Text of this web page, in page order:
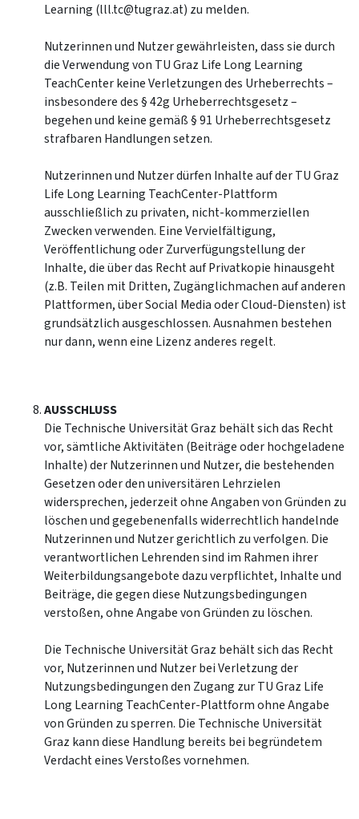
Learning (lll.tc@tugraz.at) zu melden.
Nutzerinnen und Nutzer gewährleisten, dass sie durch
die Verwendung von TU Graz Life Long Learning
TeachCenter keine Verletzungen des Urheberrechts –
insbesondere des § 42g Urheberrechtsgesetz –
begehen und keine gemäß § 91 Urheberrechtsgesetz
strafbaren Handlungen setzen.
Nutzerinnen und Nutzer dürfen Inhalte auf der TU Graz
Life Long Learning TeachCenter-Plattform
ausschließlich zu privaten, nicht-kommerziellen
Zwecken verwenden. Eine Vervielfältigung,
Veröffentlichung oder Zurverfügungstellung der
Inhalte, die über das Recht auf Privatkopie hinausgeht
(z.B. Teilen mit Dritten, Zugänglichmachen auf anderen
Plattformen, über Social Media oder Cloud-Diensten) ist
grundsätzlich ausgeschlossen. Ausnahmen bestehen
nur dann, wenn eine Lizenz anderes regelt.
AUSSCHLUSS
Die Technische Universität Graz behält sich das Recht
vor, sämtliche Aktivitäten (Beiträge oder hochgeladene
Inhalte) der Nutzerinnen und Nutzer, die bestehenden
Gesetzen oder den universitären Lehrzielen
widersprechen, jederzeit ohne Angaben von Gründen zu
löschen und gegebenenfalls widerrechtlich handelnde
Nutzerinnen und Nutzer gerichtlich zu verfolgen. Die
verantwortlichen Lehrenden sind im Rahmen ihrer
Weiterbildungsangebote dazu verpflichtet, Inhalte und
Beiträge, die gegen diese Nutzungsbedingungen
verstoßen, ohne Angabe von Gründen zu löschen.
Die Technische Universität Graz behält sich das Recht
vor, Nutzerinnen und Nutzer bei Verletzung der
Nutzungsbedingungen den Zugang zur TU Graz Life
Long Learning TeachCenter-Plattform ohne Angabe
von Gründen zu sperren. Die Technische Universität
Graz kann diese Handlung bereits bei begründetem
Verdacht eines Verstoßes vornehmen.